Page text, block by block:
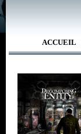
ACCUEIL